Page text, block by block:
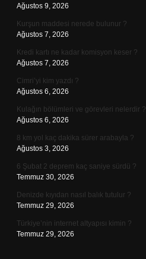
Ağustos 9, 2026
Kurşun maddesi nerede bulunur ?
Ağustos 7, 2026
Kredi kartı ne kadar komisyon keser ?
Ağustos 7, 2026
Cimri’yi kim yazdı ?
Ağustos 6, 2026
Kulağın bölümleri ve görevleri nelerdir ?
Ağustos 6, 2026
8 km yol kaç dakika sürer arabayla ?
Ağustos 3, 2026
6 Şubat 2 deprem kaç saniye sürdü ?
Temmuz 30, 2026
Denizde kıyıdan nasıl balık tutulur ?
Temmuz 29, 2026
Türkiye’nin internet altyapısı kimin ?
Temmuz 29, 2026